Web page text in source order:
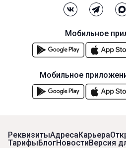
РеквизитыАдресаКарьера
ТарифыБлогНовостиВерсия
Мобильное
Мобильное